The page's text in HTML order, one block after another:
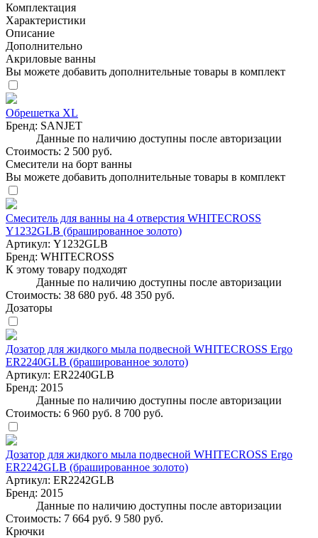
Комплектация
Характеристики
Описание
Дополнительно
Акриловые ванны
Вы можете добавить дополнительные товары в комплект
Обрешетка XL
Бренд: SANJET
Данные по наличию доступны после авторизации
Стоимость: 2 500 руб.
Смесители на борт ванны
Вы можете добавить дополнительные товары в комплект
Смеситель для ванны на 4 отверстия WHITECROSS
Y1232GLB (брашированное золото)
Артикул: Y1232GLB
Бренд: WHITECROSS
К этому товару подходят
Данные по наличию доступны после авторизации
Стоимость: 38 680 руб. 48 350 руб.
Дозаторы
Дозатор для жидкого мыла подвесной WHITECROSS Ergo
ER2240GLB (брашированное золото)
Артикул: ER2240GLB
Бренд: 2015
Данные по наличию доступны после авторизации
Стоимость: 6 960 руб. 8 700 руб.
Дозатор для жидкого мыла подвесной WHITECROSS Ergo
ER2242GLB (брашированное золото)
Артикул: ER2242GLB
Бренд: 2015
Данные по наличию доступны после авторизации
Стоимость: 7 664 руб. 9 580 руб.
Крючки